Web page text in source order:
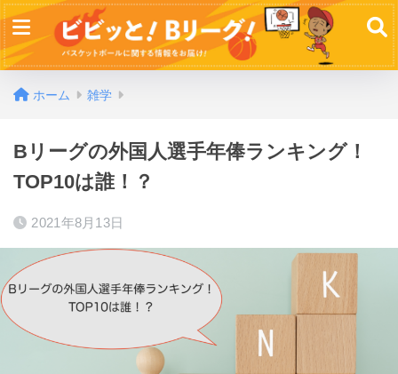
ホーム 雑学
Bリーグの外国人選手年俸ランキング！
TOP10は誰！？
2021年8月13日